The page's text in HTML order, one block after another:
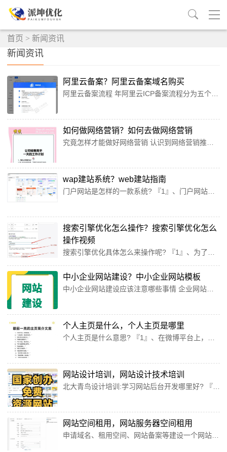
首页 > 新闻资讯
新闻资讯
阿里云备案？阿里云备案域名购买
如何做网络营销？如何去做网络营销
wap建站系统？web建站指南
搜索引擎优化怎么操作？搜索引擎优化怎么
操作视频
中小企业网站建设？中小企业网站模板
个人主页是什么，个人主页是哪里
网站设计培训，网站设计技术培训
网站空间租用，网站服务器空间租用